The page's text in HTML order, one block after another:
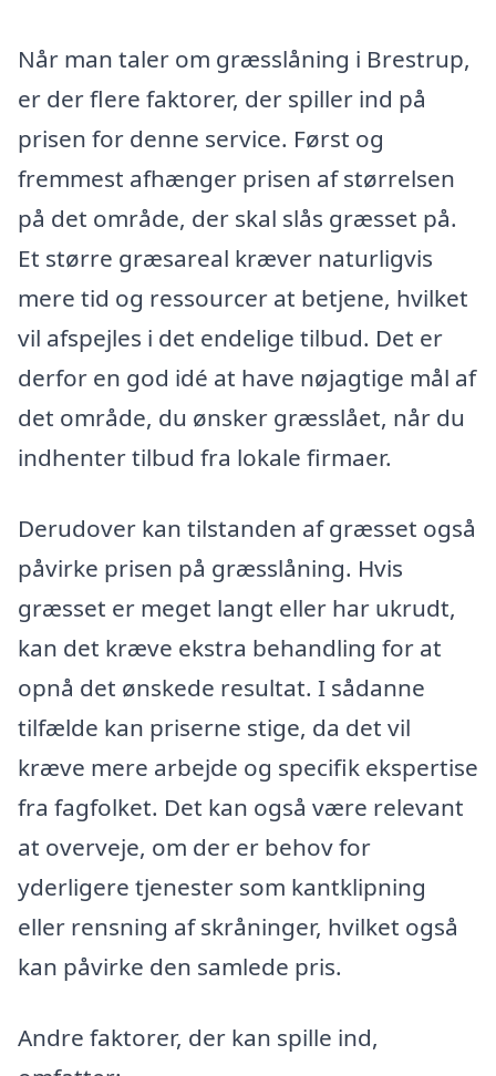
Når man taler om græsslåning i Brestrup,
er der flere faktorer, der spiller ind på
prisen for denne service. Først og
fremmest afhænger prisen af størrelsen
på det område, der skal slås græsset på.
Et større græsareal kræver naturligvis
mere tid og ressourcer at betjene, hvilket
vil afspejles i det endelige tilbud. Det er
derfor en god idé at have nøjagtige mål af
det område, du ønsker græsslået, når du
indhenter tilbud fra lokale firmaer.
Derudover kan tilstanden af græsset også
påvirke prisen på græsslåning. Hvis
græsset er meget langt eller har ukrudt,
kan det kræve ekstra behandling for at
opnå det ønskede resultat. I sådanne
tilfælde kan priserne stige, da det vil
kræve mere arbejde og specifik ekspertise
fra fagfolket. Det kan også være relevant
at overveje, om der er behov for
yderligere tjenester som kantklipning
eller rensning af skråninger, hvilket også
kan påvirke den samlede pris.
Andre faktorer, der kan spille ind,